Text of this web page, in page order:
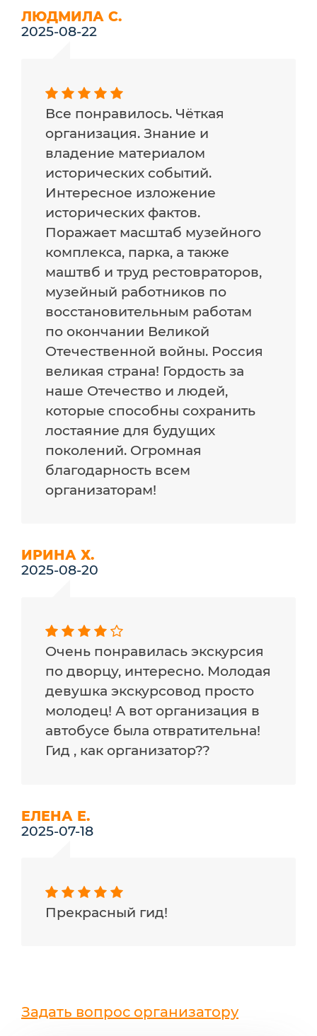
ЛЮДМИЛА С.
2025-08-22
Все понравилось. Чёткая
организация. Знание и
владение материалом
исторических событий.
Интересное изложение
исторических фактов.
Поражает масштаб музейного
комплекса, парка, а также
маштвб и труд рестовраторов,
музейный работников по
восстановительным работам
по окончании Великой
Отечественной войны. Россия
великая страна! Гордость за
наше Отечество и людей,
которые способны сохранить
лостаяние для будущих
поколений. Огромная
благодарность всем
организаторам!
ИРИНА Х.
2025-08-20
Очень понравилась экскурсия
по дворцу, интересно. Молодая
девушка экскурсовод просто
молодец! А вот организация в
автобусе была отвратительна!
Гид , как организатор??
ЕЛЕНА Е.
2025-07-18
Прекрасный гид!
Задать вопрос организатору